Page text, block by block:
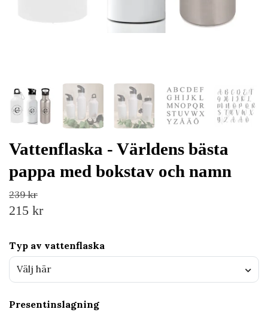
Vattenflaska - Världens bästa
pappa med bokstav och namn
239 kr
215 kr
Typ av vattenflaska
Välj här
Presentinslagning